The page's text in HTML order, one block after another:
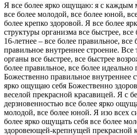
Я все более ярко ощущаю: я с каждым
все более молодой, все более юной,
более крепко здоровой. Я все более
структуры организма все быстрее,
16-летнее – все более правильное, все
правильное внутреннее строение. Все
органы все быстрее, все быстрее
более правильное, все более идеально
Божественно правильное внутреннее
ярко ощущаю себя Божественно
веселой прекрасной красавицей. Я с
дерзновенностью все более ярко
молодой, все более юной. Я изо всех
более ярко ощущать себя все более
здоровеющей-крепнущей прекрасной